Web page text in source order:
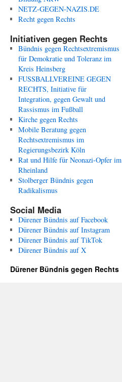
NETZ-GEGEN-NAZIS.DE
Recht gegen Rechts
Initiativen gegen Rechts
Bündnis gegen Rechtsextremismus
für Demokratie und Toleranz im
Kreis Heinsberg
FUSSBALLVEREINE GEGEN
RECHTS, Initiative für
Integration, gegen Gewalt und
Rassismus im Fußball
Kirche gegen Rechts
Mobile Beratung gegen
Rechtsextremismus im
Regierungsbezirk Köln
Rat und Hilfe für Neonazi-Opfer im
Rheinland
Stolberger Bündnis gegen
Radikalismus
Social Media
Dürener Bündnis auf Facebook
Dürener Bündnis auf Instagram
Dürener Bündnis auf TikTok
Dürener Bündnis auf X
Dürener Bündnis gegen Rechts